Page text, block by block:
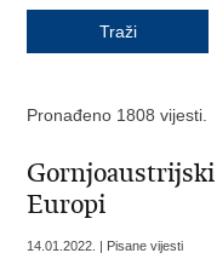
Pronađeno 1808 vijesti.
Europi
14.01.2022. | Pisane vijesti